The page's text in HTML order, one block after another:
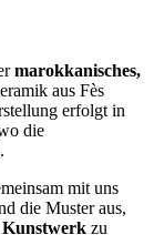
marokkanisches,
aus Fès
erfolgt in
die
mit uns
die Muster aus,
Kunstwerk zu